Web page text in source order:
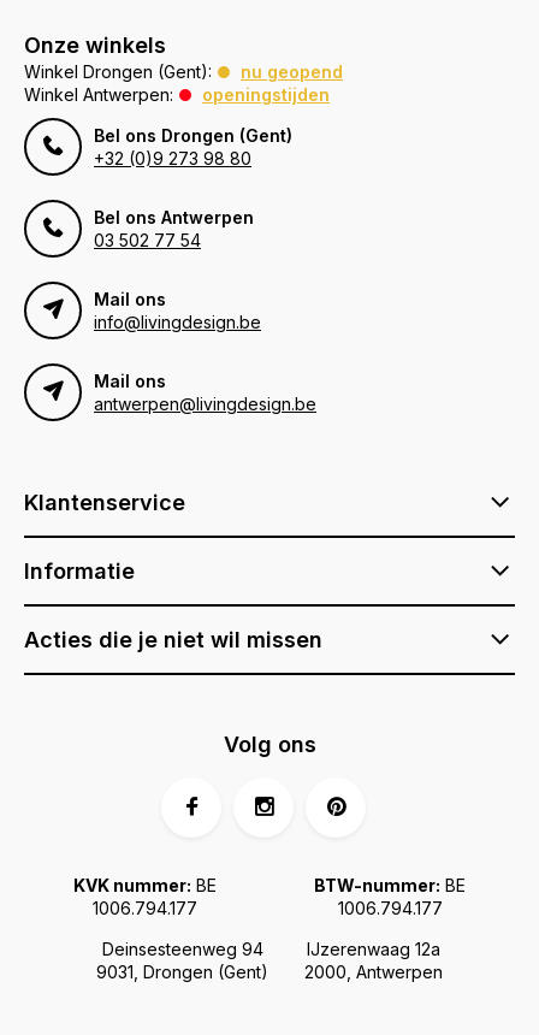
Onze winkels
Winkel Drongen (Gent):
nu geopend
Winkel Antwerpen:
openingstijden
Bel ons Drongen (Gent)
+32 (0)9 273 98 80
Bel ons Antwerpen
03 502 77 54
Mail ons
info@livingdesign.be
Mail ons
antwerpen@livingdesign.be
Klantenservice
Informatie
Acties die je niet wil missen
Deinsesteenweg 94
9031, Drongen (Gent)
IJzerenwaag 12a
2000, Antwerpen
KVK nummer: BE
1006.794.177
BTW-nummer: BE
1006.794.177
Volg ons